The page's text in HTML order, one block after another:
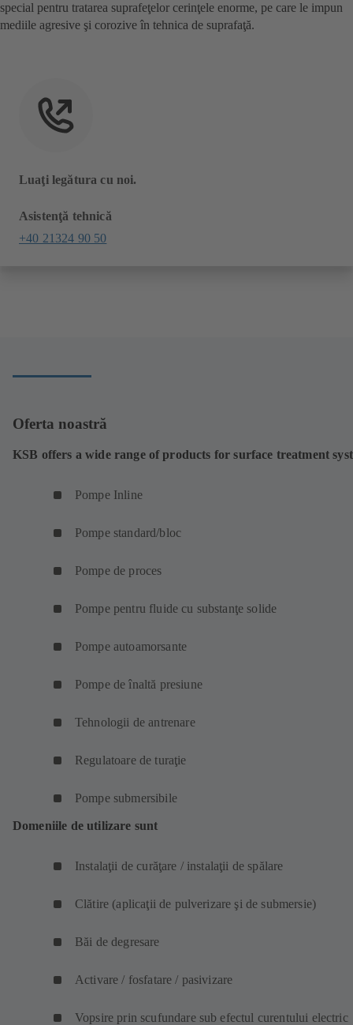
special pentru tratarea suprafeţelor cerinţele enorme, pe care le impun
mediile agresive şi corozive în tehnica de suprafaţă.
Luaţi legătura cu noi.
Asistenţă tehnică
+40 21324 90 50
Oferta noastră
KSB offers a wide range of products for surface treatment
Pompe Inline
Pompe standard/bloc
Pompe de proces
Pompe pentru fluide cu substanţe solide
Pompe autoamorsante
Pompe de înaltă presiune
Tehnologii de antrenare
Regulatoare de turaţie
Pompe submersibile
Domeniile de utilizare sunt
Instalaţii de curăţare / instalaţii de spălare
Clătire (aplicaţii de pulverizare şi de submersie)
Băi de degresare
Activare / fosfatare / pasivizare
Vopsire prin scufundare sub efectul curentului electric